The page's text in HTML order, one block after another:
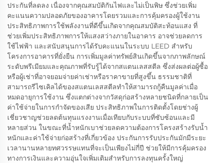
ประกันที่ลดลง เนื่องจากคุณสมบัติกันไฟและไม่เป็นพิษ ซึ่งช่วยเพิ่ม
คะแนนความปลอดภัยของอาคารโดยรวมและการคุ้มครองผู้ใช้งาน
ประสิทธิภาพการใช้พลังงานที่ดีขึ้นเกิดจากคุณสมบัติสะท้อนแสง ที่
ช่วยเพิ่มประสิทธิภาพการให้แสงสว่างภายในอาคาร อาจช่วยลดการ
ใช้ไฟฟ้า และสนับสนุนการได้รับคะแนนในระบบ LEED สำหรับ
โครงการอาคารที่ยั่งยืน การเพิ่มมูลค่าทรัพย์สินเกิดขึ้นจากภาพลักษณ์
ระดับพรีเมียมและคุณภาพที่รับรู้ได้จากสแตนเลสสตีล ซึ่งส่งผลต่อผู้ซื้อ
หรือผู้เช่าที่อาจยอมจ่ายค่าเช่าหรือราคาขายที่สูงขึ้น ธรรมชาติที่
สามารถรีไซเคิลได้ของสแตนเลสสตีลทำให้สามารถกู้คืนมูลค่าเมื่อ
หมดอายุการใช้งาน ซึ่งแตกต่างจากวัสดุก่อสร้างหลายชนิดที่กลายเป็น
ค่าใช้จ่ายในการกำจัดของเสีย ประสิทธิภาพในการติดตั้งโดยช่างผู้
เชี่ยวชาญช่วยลดต้นทุนแรงงานเมื่อเทียบกับระบบที่ซับซ้อนและมี
หลายส่วน ในขณะที่น้ำหนักเบาช่วยลดความต้องการโครงสร้างรับน้ำ
หนักและค่าใช้จ่ายก่อสร้างที่เกี่ยวข้อง ประกันการรับประกันมักมีระยะ
เวลานานหลายทศวรรษแทนที่จะเป็นเพียงไม่กี่ปี ช่วยให้มีการคุ้มครอง
ทางการเงินและความอุ่นใจเพิ่มเติมสำหรับการลงทุนครั้งใหญ่